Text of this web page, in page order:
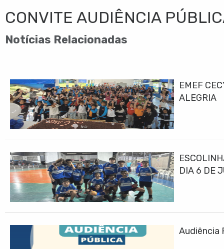
CONVITE AUDIÊNCIA
Notícias Relacionadas
EMEF
ALEGRIA
DIA 6 DE
Audiência